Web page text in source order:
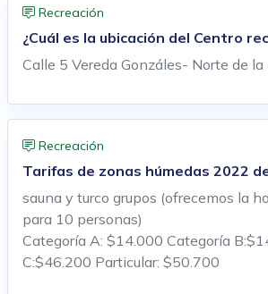
Recreación
¿Cuál es la ubicación del Centro
Calle 5 Vereda Gonzáles- Norte de la
Recreación
Tarifas de zonas húmedas 2022
sauna y turco grupos (ofrecemos la
para 10 personas)
Categoría A: $14.000 Categoría
C:$46.200 Particular: $50.700